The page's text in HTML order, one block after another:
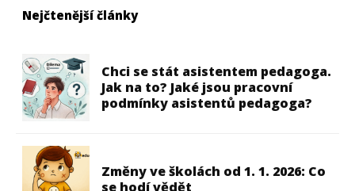
Nejčtenější články
Chci se stát asistentem pedagoga.
Jak na to? Jaké jsou pracovní
podmínky asistentů pedagoga?
Změny ve školách od 1. 1. 2026: Co
se hodí vědět